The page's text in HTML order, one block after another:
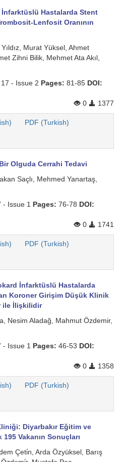
Hastalarda Stent
Lenfosit Oranının
Murat Yüksel, Ahmet
Zihni Bilik, Mehmet Ata Akıl,
- Issue 2 Pages: 81-85 DOI:
0
1377
PDF (Turkish)
Olguda Cerrahi Tedavi
Saçlı, Mehmed Yanartaş,
- Issue 1 Pages: 76-78 DOI:
0
1741
PDF (Turkish)
İnfarktüslü Hastalarda
Koroner Girişim Düşük Klinik
ile İlişkilidir
Nesim Aladağ, Mahmut Özdemir,
- Issue 1 Pages: 46-53 DOI:
0
1358
PDF (Turkish)
Diyarbakır Eğitim ve
Vakanın Sonuçları
Çeti̇n, Arda Özyüksel, Barış